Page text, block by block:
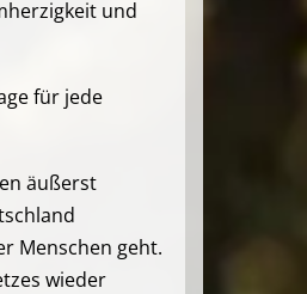
und
für jede
äußerst
Menschen geht.
wieder